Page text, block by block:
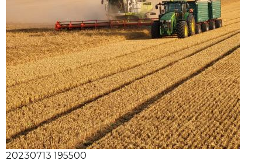
20230713 195500